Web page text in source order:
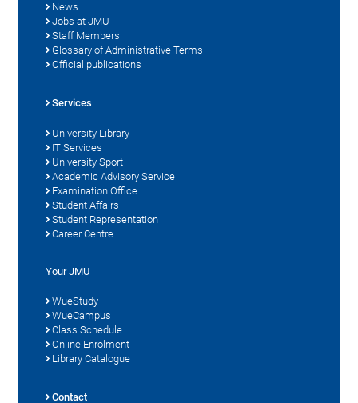
News
Jobs at JMU
Staff Members
Glossary of Administrative Terms
Official publications
Services
University Library
IT Services
University Sport
Academic Advisory Service
Examination Office
Student Affairs
Student Representation
Career Centre
Your JMU
WueStudy
WueCampus
Class Schedule
Online Enrolment
Library Catalogue
Contact